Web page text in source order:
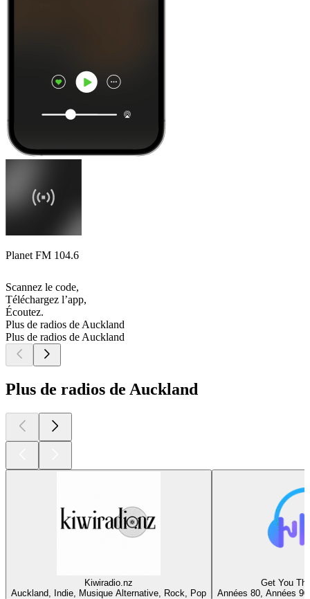
Planet FM 104.6
Scannez le code,
Téléchargez l’app,
Écoutez.
Plus de radios de Auckland
Plus de radios de Auckland
Plus de radios de Auckland
Kiwiradio.nz
Auckland, Indie, Musique Alternative, Rock, Pop
Get You
Années 80, Années